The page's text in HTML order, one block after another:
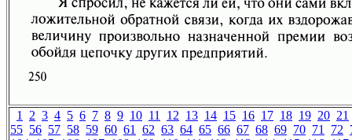
1 2 3 4 5 6 7 8 9 10 11 12 13 14 15 16 17 18 19 20 21
55 56 57 58 59 60 61 62 63 64 65 66 67 68 69 70 71 72